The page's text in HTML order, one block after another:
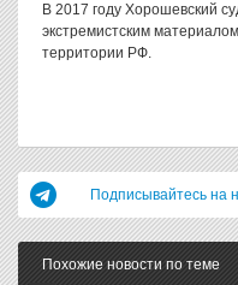
В 2017 году Хорошевский
экстремистским
территории РФ.
Подписывайтесь на
Похожие новости по теме